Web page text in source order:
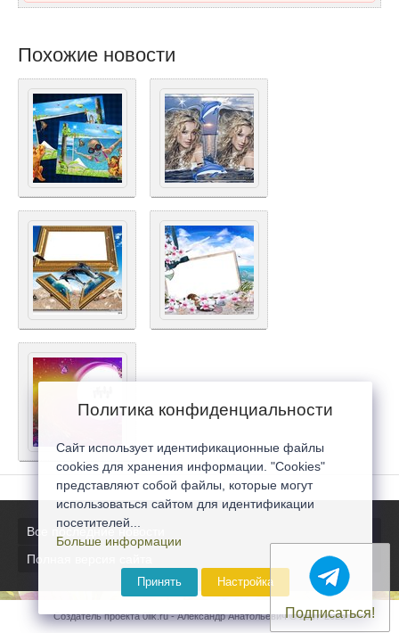
Похожие новости
Все последние новости
Полная версия сайта
Создатель проекта 0lik.ru - Александр Анатольевич © 2007-2026
Подписаться!
Политика конфиденциальности
Сайт использует идентификационные файлы
cookies для хранения информации. "Cookies"
представляют собой файлы, которые могут
использоваться сайтом для идентификации
посетителей...
Больше информации
Принять Настройка